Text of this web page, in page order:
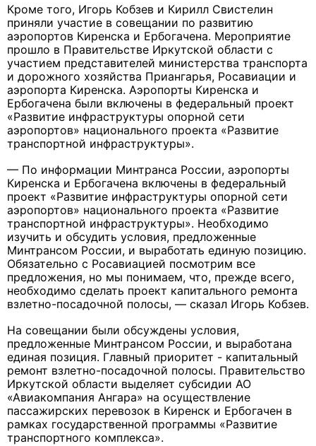
Кроме того, Игорь Кобзев и Кирилл Свистелин
приняли участие в совещании по развитию
аэропортов Киренска и Ербогачена. Мероприятие
прошло в Правительстве Иркутской области с
участием представителей министерства транспорта
и дорожного хозяйства Приангарья, Росавиации и
аэропорта Киренска. Аэропорты Киренска и
Ербогачена были включены в федеральный проект
«Развитие инфраструктуры опорной сети
аэропортов» национального проекта «Развитие
транспортной инфраструктуры».
— По информации Минтранса России, аэропорты
Киренска и Ербогачена включены в федеральный
проект «Развитие инфраструктуры опорной сети
аэропортов» национального проекта «Развитие
транспортной инфраструктуры». Необходимо
изучить и обсудить условия, предложенные
Минтрансом России, и выработать единую позицию.
Обязательно с Росавиацией посмотрим все
предложения, но мы понимаем, что, прежде всего,
необходимо сделать проект капитального ремонта
взлетно-посадочной полосы, — сказал Игорь Кобзев.
На совещании были обсуждены условия,
предложенные Минтрансом России, и выработана
единая позиция. Главный приоритет - капитальный
ремонт взлетно-посадочной полосы. Правительство
Иркутской области выделяет субсидии АО
«Авиакомпания Ангара» на осуществление
пассажирских перевозок в Киренск и Ербогачен в
рамках государственной программы «Развитие
транспортного комплекса».